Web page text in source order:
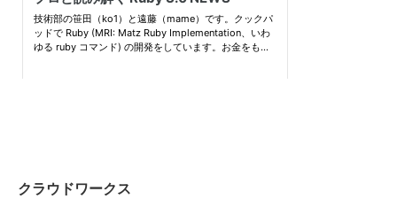
クラウドワークス